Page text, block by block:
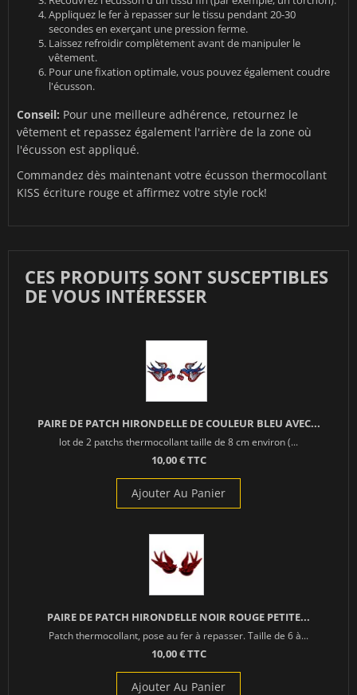
Appliquez le fer à repasser sur le tissu pendant 20-30
secondes en exerçant une pression ferme.
Laissez refroidir complètement avant de manipuler le
vêtement.
Pour une fixation optimale, vous pouvez également coudre
l'écusson.
Conseil: Pour une meilleure adhérence, retournez le
vêtement et repassez également l'arrière de la zone où
l'écusson est appliqué.
Commandez dès maintenant votre écusson thermocollant
KISS écriture rouge et affirmez votre style rock!
CES PRODUITS SONT SUSCEPTIBLES
DE VOUS INTÉRESSER
PAIRE DE PATCH HIRONDELLE DE COULEUR BLEU AVEC...
lot de 2 patchs thermocollant taille de 8 cm environ (...
10,00 € TTC
Ajouter Au Panier
PAIRE DE PATCH HIRONDELLE NOIR ROUGE PETITE...
Patch thermocollant, pose au fer à repasser. Taille de 6 à...
10,00 € TTC
Ajouter Au Panier